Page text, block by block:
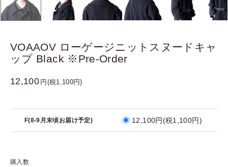
VOAAOV ローゲージニットスヌードキャ
ップ Black ※Pre-Order
12,100 円(税1,100円)
F(8-9月末頃お届け予定) 12,100円(税1,100円)
購入数